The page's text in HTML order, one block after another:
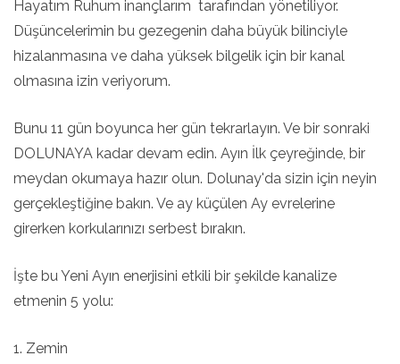
Hayatım Ruhum inançlarım tarafından yönetiliyor.
Düşüncelerimin bu gezegenin daha büyük bilinciyle
hizalanmasına ve daha yüksek bilgelik için bir kanal
olmasına izin veriyorum.
Bunu 11 gün boyunca her gün tekrarlayın. Ve bir sonraki
DOLUNAYA kadar devam edin. Ayın İlk çeyreğinde, bir
meydan okumaya hazır olun. Dolunay'da sizin için neyin
gerçekleştiğine bakın. Ve ay küçülen Ay evrelerine
girerken korkularınızı serbest bırakın.
İşte bu Yeni Ayın enerjisini etkili bir şekilde kanalize
etmenin 5 yolu:
1. Zemin